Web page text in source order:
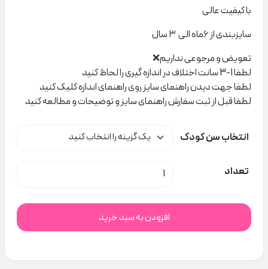
با کیفیت عالی
سایزبندی از ۶ماه الی ۳ سال
تعویض و مرجوعی نداریم❌
لطفا 1-3 سانت اختلاف در اندازه گیری را لحاظ کنید
لطفا جهت دیدن راهنمای سایز روی راهنمای اندازه کلیک کنید
لطفا قبل از ثبت سفارش راهنمای سایز و توضیحات و مطالعه کنید
انتخاب سن کودک
تعداد ست خرگوش ۸۰۳ نیلسام کد H000781 عدد
افزودن به سبد خرید